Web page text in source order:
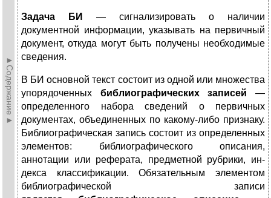
►Содержание►
Задача БИ
— сигнализировать о наличии
документной информации, указывать на первичный
документ, откуда могут быть получены необходимые
сведения.
В БИ основной текст состоит из одной или множества
упорядоченных библиографических записей—
определен­ного набора сведений о первичных
документах, объединен­ных по какому-либо признаку.
Библиографическая запись состоит из определенных
элементов: библиографического описания,
аннотации или реферата, предметной рубрики, ин­
декса классификации. Обязательным элементом
библиогра­фической записи